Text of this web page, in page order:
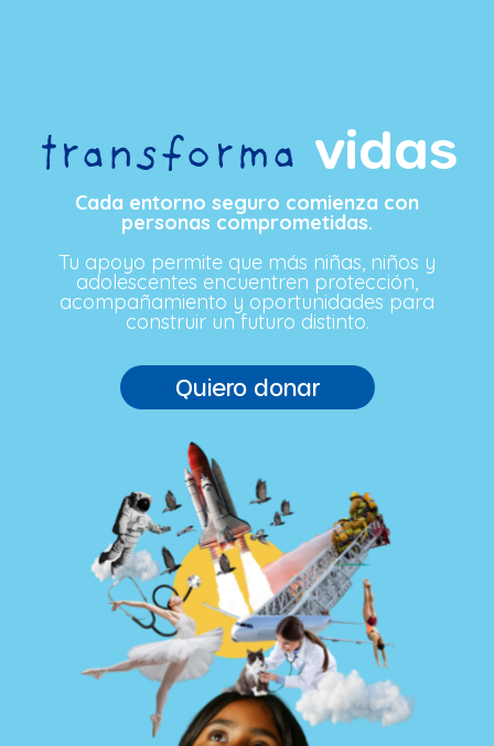
transforma vidas
Cada entorno seguro comienza con
personas comprometidas.
Tu apoyo permite que más niñas, niños y
adolescentes encuentren protección,
acompañamiento y oportunidades para
construir un futuro distinto.
Quiero donar